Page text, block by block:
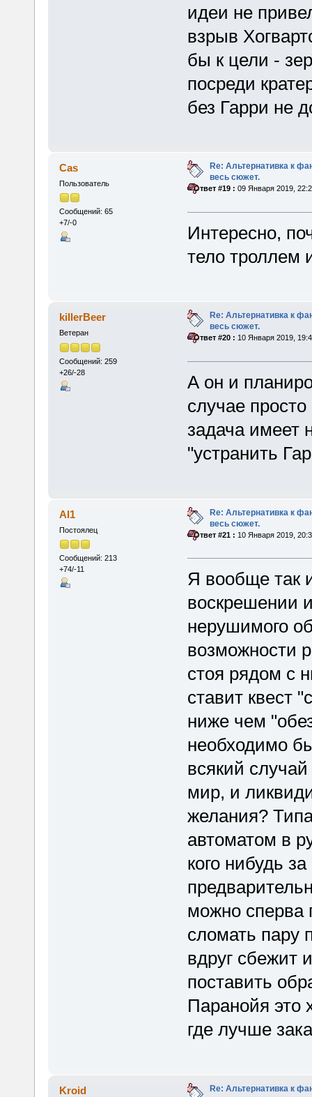
идеи не
взрыв
бы к цели -
посреди
без Гарри не
Cas
Пользователь
Сообщений: 65
+7/-0
Re: Альтернативка к
весь сюжет.
«Ответ #19 : 09 Января 2019,
Интересно,
тело троллем
killerBeer
Ветеран
Сообщений: 259
+26/-28
Re: Альтернативка к
весь сюжет.
«Ответ #20 : 10 Января 2019,
А он и
случае
задача имеет
"устранить
Al1
Постоялец
Сообщений: 213
+74/-11
Re: Альтернативка к
весь сюжет.
«Ответ #21 : 10 Января 2019,
Я вообще так
воскрешении
нерушимого
возможности
стоя рядом с
ставит квест
ниже чем
необходимо
всякий
мир, и
желания?
автоматом в
кого нибудь
можно сперва
сломать пару
вдруг сбежит
поставить
Паранойя это
где лучше
Kroid
Re: Альтернативка к